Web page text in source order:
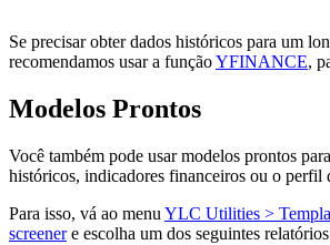
Se precisar obter dados históricos para um
recomendamos usar a funçãoYFINANCE,
Modelos Prontos
Você também pode usar modelos prontos
históricos, indicadores financeiros ou o perfil
Para isso, vá ao menu YLC Utilities >
screenere escolha um dos seguintes